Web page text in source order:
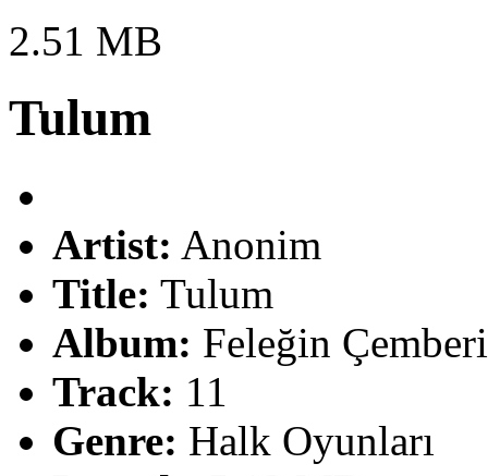
2.51 MB
Tulum
Artist: Anonim
Title: Tulum
Album: Feleğin
Track: 11
Genre: Halk Oyunları